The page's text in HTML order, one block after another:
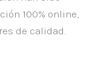
100% online
de calidad.